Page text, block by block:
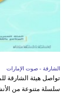
الشارقة - صوت الإمارات
سلسلة متنوعة من